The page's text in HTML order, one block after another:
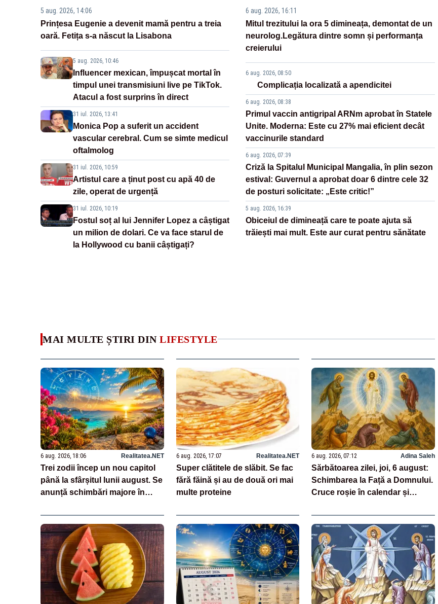
5 aug. 2026, 14:06
Prințesa Eugenie a devenit mamă pentru a treia
oară. Fetița s-a născut la Lisabona
5 aug. 2026, 10:46
Influencer mexican, împușcat mortal în
timpul unei transmisiuni live pe TikTok.
Atacul a fost surprins în direct
31 iul. 2026, 13:41
Monica Pop a suferit un accident
vascular cerebral. Cum se simte medicul
oftalmolog
31 iul. 2026, 10:59
Artistul care a ținut post cu apă 40 de
zile, operat de urgență
31 iul. 2026, 10:19
Fostul soț al lui Jennifer Lopez a câștigat
un milion de dolari. Ce va face starul de
la Hollywood cu banii câștigați?
6 aug. 2026, 16:11
Mitul trezitului la ora 5 dimineața, demontat de un
neurolog.Legătura dintre somn și performanța
creierului
6 aug. 2026, 08:50
Complicația localizată a apendicitei
6 aug. 2026, 08:38
Primul vaccin antigripal ARNm aprobat în Statele
Unite. Moderna: Este cu 27% mai eficient decât
vaccinurile standard
6 aug. 2026, 07:39
Criză la Spitalul Municipal Mangalia, în plin sezon
estival: Guvernul a aprobat doar 6 dintre cele 32
de posturi solicitate: „Este critic!”
5 aug. 2026, 16:39
Obiceiul de dimineață care te poate ajuta să
trăiești mai mult. Este aur curat pentru sănătate
MAI MULTE ȘTIRI DIN LIFESTYLE
6 aug. 2026, 18:06 Realitatea.NET
Trei zodii încep un nou capitol
până la sfârșitul lunii august. Se
anunță schimbări majore în
6 aug. 2026, 17:07 Realitatea.NET
Super clătitele de slăbit. Se fac
fără făină și au de două ori mai
multe proteine
6 aug. 2026, 07:12 Adina Saleh
Sărbătoarea zilei, joi, 6 august:
Schimbarea la Față a Domnului.
Cruce roșie în calendar și